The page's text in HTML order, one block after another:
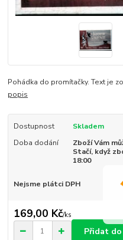
Pohádka do promítačky. Text je
popis
Dostupnost
Skladem
Doba dodání
Zboží Vám
Stačí, když
18:00
Nejsme plátci DPH
169,00 Kč/ks
Přidat